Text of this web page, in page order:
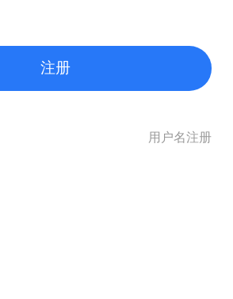
注册
用户名注册